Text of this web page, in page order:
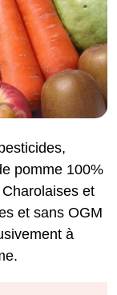
pomme 100%
et
et sans OGM
à